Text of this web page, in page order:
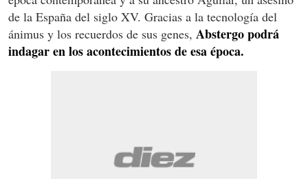
de la España del siglo XV. Gracias a la tecnología del
ánimus y los recuerdos de sus genes, Abstergo podrá
indagar en los acontecimientos de esa época.